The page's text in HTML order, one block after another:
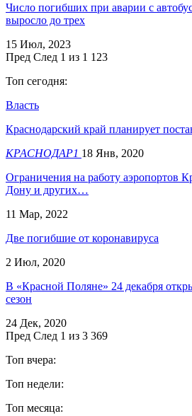
Число погибших при аварии с
выросло до трех
15 Июл, 2023
Пред След 1 из 1 123
Топ сегодня:
Власть
Краснодарский край планирует
КРАСНОДАР1 18 Янв, 2020
​Ограничения на работу аэропортов
Дону и других…
11 Мар, 2022
Две погибшие от коронавируса
2 Июл, 2020
В «Красной Поляне» 24 декабря
сезон
24 Дек, 2020
Пред След 1 из 3 369
Топ вчера:
Топ недели:
Топ месяца: